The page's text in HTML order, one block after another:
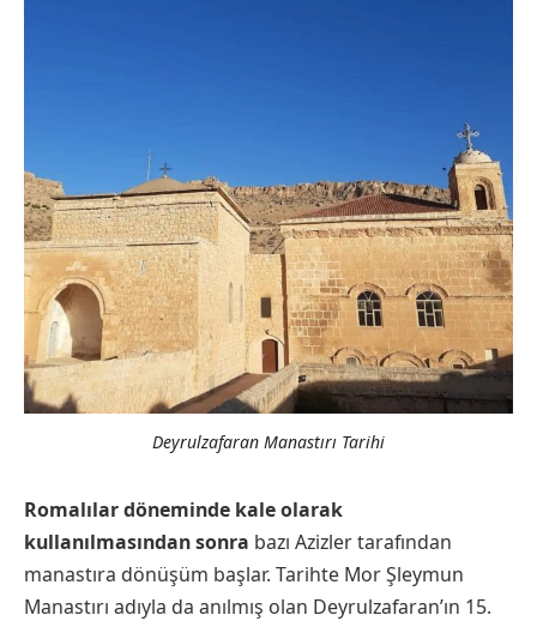
Deyrulzafaran Manastırı Tarihi
Romalılar döneminde kale olarak
kullanılmasından sonra bazı Azizler tarafından
manastıra dönüşüm başlar. Tarihte Mor Şleymun
Manastırı adıyla da anılmış olan Deyrulzafaran’ın 15.